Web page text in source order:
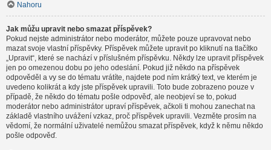
Nahoru
Jak můžu upravit nebo smazat příspěvek?
Pokud nejste administrátor nebo moderátor, můžete pouze upravovat nebo
mazat svoje vlastní příspěvky. Příspěvek můžete upravit po kliknutí na tlačítko
„Upravit“, které se nachází v příslušném příspěvku. Někdy lze upravit příspěvek
jen po omezenou dobu po jeho odeslání. Pokud již někdo na příspěvek
odpověděl a vy se do tématu vrátíte, najdete pod ním krátký text, ve kterém je
uvedeno kolikrát a kdy jste příspěvek upravili. Toto bude zobrazeno pouze v
případě, že někdo do tématu pošle odpověď, ale neobjeví se to, pokud
moderátor nebo administrátor upraví příspěvek, ačkoli ti mohou zanechat na
základě vlastního uvážení vzkaz, proč příspěvek upravili. Vezměte prosím na
vědomí, že normální uživatelé nemůžou smazat příspěvek, když k němu někdo
pošle odpověď.